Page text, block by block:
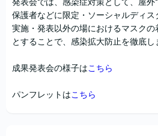
発表会では、感染症対策として、屋
保護者などに限定・ソーシャルディ
実施・発表以外の場におけるマスク
とすることで、感染拡大防止を徹底し
成果発表会の様子はこちら
パンフレットはこちら